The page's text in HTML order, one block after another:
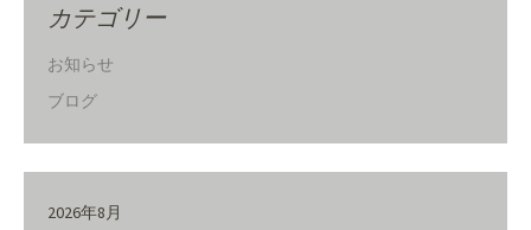
カテゴリー
お知らせ
ブログ
2026年8月